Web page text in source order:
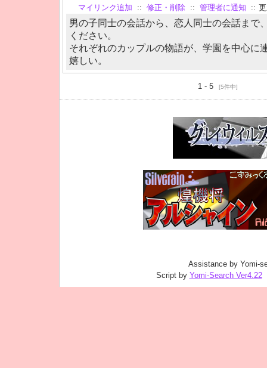
マイリンク追加 :: 修正・削除 :: 管理者に通知 ::
男の子同士の会話から、恋人同士の会話まで
ください。
それぞれのカップルの物語が、学園を中心に
嬉しい。
1 - 5 [5件中]
Assistance by Yomi-
Script by Yomi-Search Ver4.22